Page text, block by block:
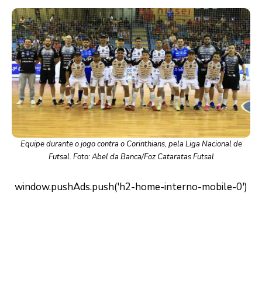
Equipe durante o jogo contra o Corinthians, pela Liga Nacional de
Futsal. Foto: Abel da Banca/Foz Cataratas Futsal